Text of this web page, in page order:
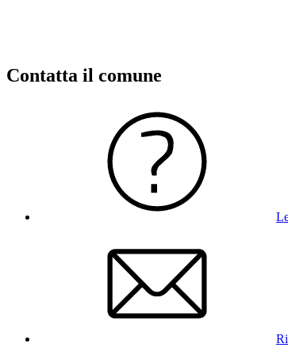
Contatta il comune